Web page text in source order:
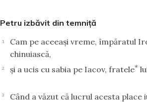
Petru izbăvit din temniţă
1
Cam pe aceeaşi vreme, împăratul
chinuiască,
2 şi a ucis cu sabia pe Iacov, fratele*
3 Când a văzut că lucrul acesta place